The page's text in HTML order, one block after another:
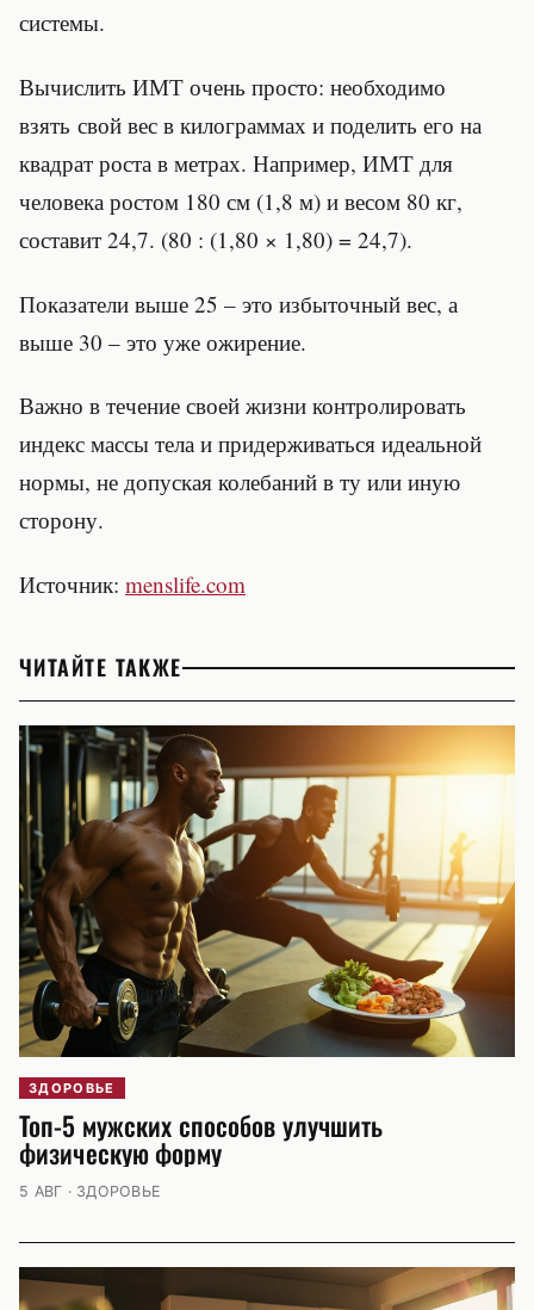
системы.
Вычислить ИМТ очень просто: необходимо
взять свой вес в килограммах и поделить его на
квадрат роста в метрах. Например, ИМТ для
человека ростом 180 см (1,8 м) и весом 80 кг,
составит 24,7. (80 : (1,80 × 1,80) = 24,7).
Показатели выше 25 – это избыточный вес, а
выше 30 – это уже ожирение.
Важно в течение своей жизни контролировать
индекс массы тела и придерживаться идеальной
нормы, не допуская колебаний в ту или иную
сторону.
Источник: menslife.com
ЧИТАЙТЕ ТАКЖЕ
ЗДОРОВЬЕ
Топ-5 мужских способов улучшить
физическую форму
5 АВГ · ЗДОРОВЬЕ